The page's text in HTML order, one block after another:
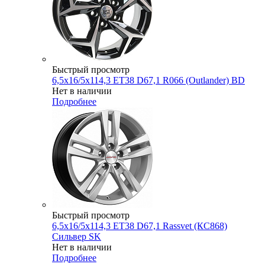
Быстрый просмотр
6,5x16/5x114,3 ET38 D67,1 R066 (Outlander) BD
Нет в наличии
Подробнее
Быстрый просмотр
6,5x16/5x114,3 ET38 D67,1 Rassvet (КС868)
Сильвер SK
Нет в наличии
Подробнее